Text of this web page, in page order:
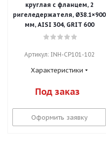
круглая с фланцем, 2
ригеледержателя, Ø38.1×900
мм, AISI 304, GRIT 600
Артикул: INH-CP101-102
Характеристики
Под заказ
Оформить заявку